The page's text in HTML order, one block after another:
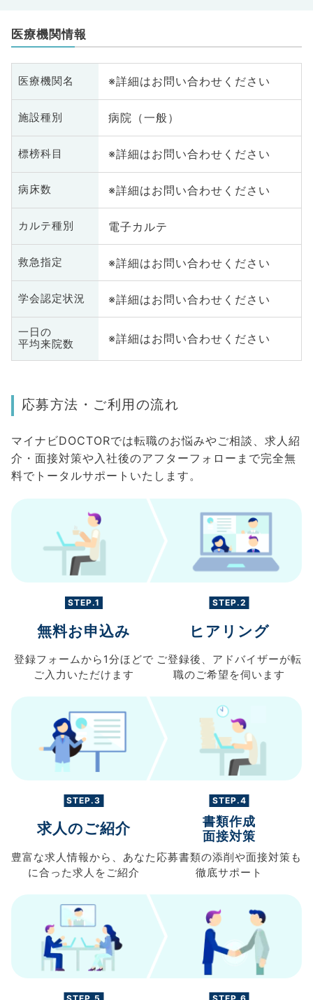
医療機関情報
医療機関名 ※詳細はお問い合わせください
施設種別 病院（一般）
標榜科目 ※詳細はお問い合わせください
病床数 ※詳細はお問い合わせください
カルテ種別 電子カルテ
救急指定 ※詳細はお問い合わせください
学会認定状況 ※詳細はお問い合わせください
一日の
平均来院数
※詳細はお問い合わせください
応募方法・ご利用の流れ
マイナビDOCTORでは転職のお悩みやご相談、求人紹
介・面接対策や入社後のアフターフォローまで完全無
料でトータルサポートいたします。
STEP.1
無料お申込み
登録フォームから 1分ほどで
ご入力 いただけます
STEP.2
ヒアリング
ご登録後、 アドバイザーが転
職のご希望を伺います
STEP.3
求人のご紹介
豊富な求人情報から、 あなた
に合った求人を ご紹介
STEP.4
書類作成
面接対策
応募書類の添削や面接対策も
徹底サポート